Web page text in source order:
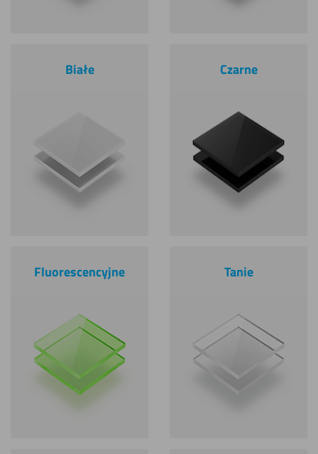
Białe Czarne
Fluorescencyjne Tanie